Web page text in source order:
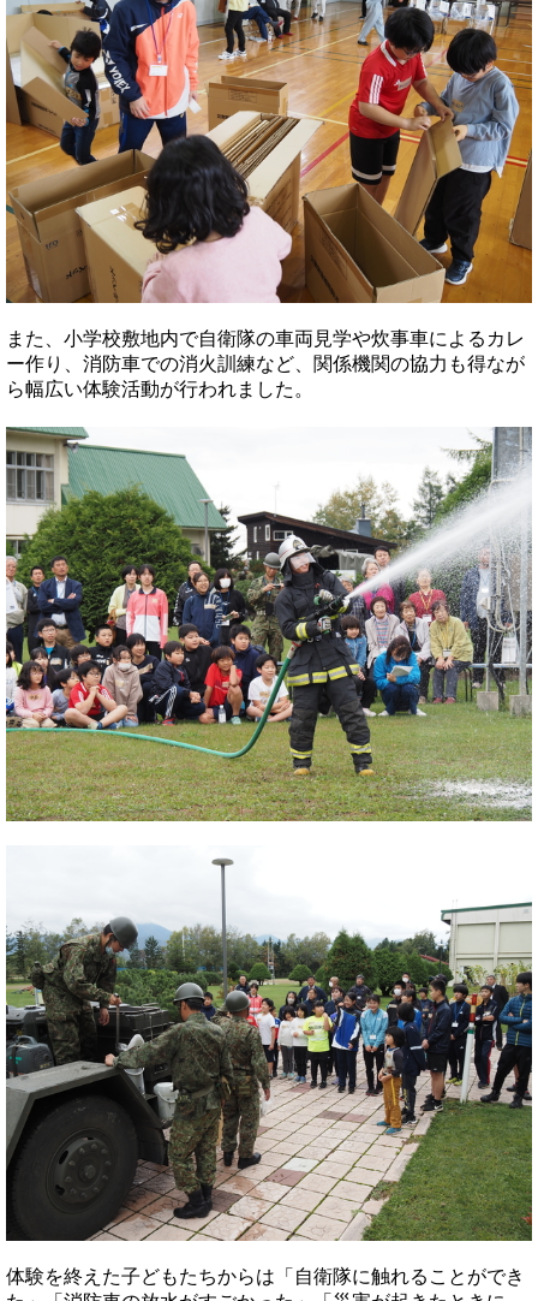
また、小学校敷地内で自衛隊の車両見学や炊事車によるカレ
ー作り、消防車での消火訓練など、関係機関の協力も得なが
ら幅広い体験活動が行われました。
体験を終えた子どもたちからは「自衛隊に触れることができ